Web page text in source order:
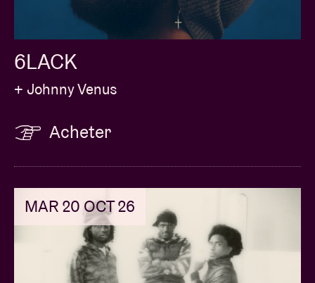
6LACK
+ Johnny Venus
Acheter
MAR 20 OCT 26